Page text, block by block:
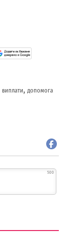
виплати,допомога
500